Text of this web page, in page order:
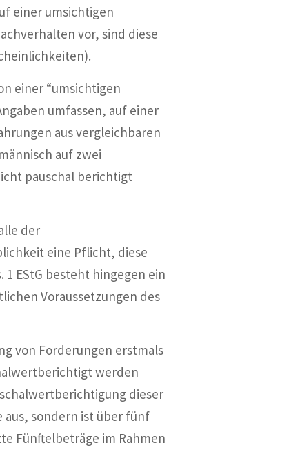
einer umsichtigen
vor, sind diese
einer “umsichtigen
umfassen, auf einer
aus vergleichbaren
auf zwei
pauschal berichtigt
der
eine Pflicht, diese
EStG besteht hingegen ein
Voraussetzungen des
von Forderungen erstmals
werden
dieser
aus, sondern ist über fünf
Fünftelbeträge im Rahmen